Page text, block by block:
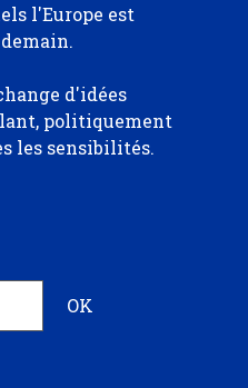
l'Europe est
d'idées
politiquement
les sensibilités.